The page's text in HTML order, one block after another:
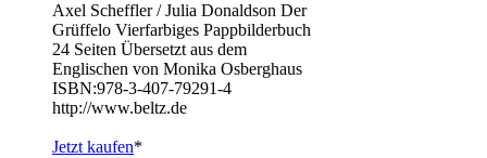
Axel Scheffler / Julia Donaldson Der
Grüffelo Vierfarbiges Pappbilderbuch
24 Seiten Übersetzt aus dem
Englischen von Monika Osberghaus
ISBN:978-3-407-79291-4
http://www.beltz.de
Jetzt kaufen*